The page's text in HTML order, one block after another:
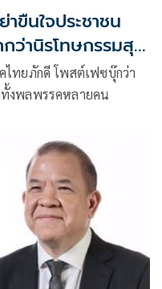
ขืนใจประชาชน
ว่านิรโทษกรรมสุด
ไทยภักดี โพสต์เฟซบุ๊กว่า
ทั้งพลพรรคหลายคน